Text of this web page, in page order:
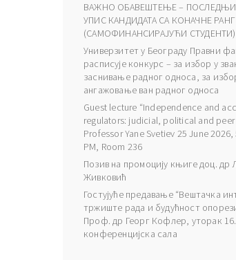
ВАЖНО ОБАВЕШТЕЊЕ –
УПИС КАНДИДАТА СА КОНАЧНЕ
(САМОФИНАНСИРАЈУЋИ СТУДЕНТИ)
Универзитет у Београду Правни
расписује конкурс – за избор у
заснивање радног односа, за
ангажовање ван радног односа
Guest lecture “Independence and
regulators: judicial, political and peer
Professor Yane Svetiev 25 June 2026,
PM, Room 236
Позив на промоцију књиге доц. др
Живковић
Гостујуће предавање “Вештачка
тржиште рада и будућност
Проф. др Георг Кофлер, уторак 16.
конференцијска сала